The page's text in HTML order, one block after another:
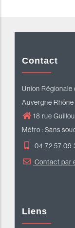
Contact
Union
Auvergne
18 rue
Métro : Sans
04 72 57 09
Contact par
Liens